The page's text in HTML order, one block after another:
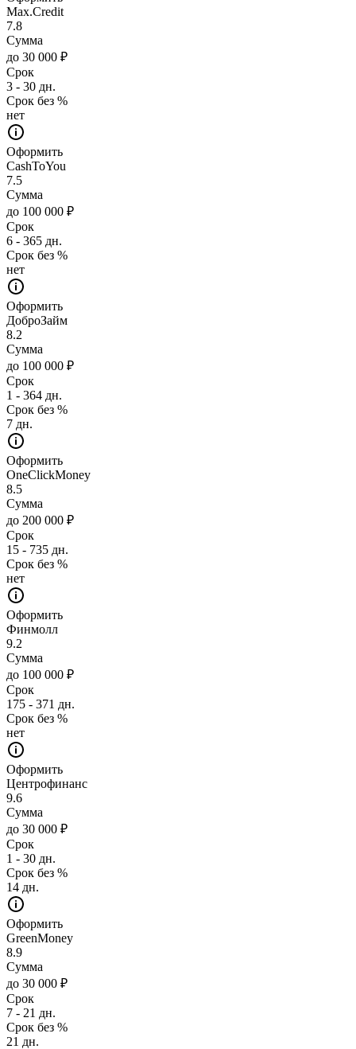
Max.Credit
7.8
Сумма
до 30 000 ₽
Срок
3 - 30 дн.
Срок без %
нет
Оформить
CashToYou
7.5
Сумма
до 100 000 ₽
Срок
6 - 365 дн.
Срок без %
нет
Оформить
ДоброЗайм
8.2
Сумма
до 100 000 ₽
Срок
1 - 364 дн.
Срок без %
7 дн.
Оформить
OneClickMoney
8.5
Сумма
до 200 000 ₽
Срок
15 - 735 дн.
Срок без %
нет
Оформить
Финмолл
9.2
Сумма
до 100 000 ₽
Срок
175 - 371 дн.
Срок без %
нет
Оформить
Центрофинанс
9.6
Сумма
до 30 000 ₽
Срок
1 - 30 дн.
Срок без %
14 дн.
Оформить
GreenMoney
8.9
Сумма
до 30 000 ₽
Срок
7 - 21 дн.
Срок без %
21 дн.